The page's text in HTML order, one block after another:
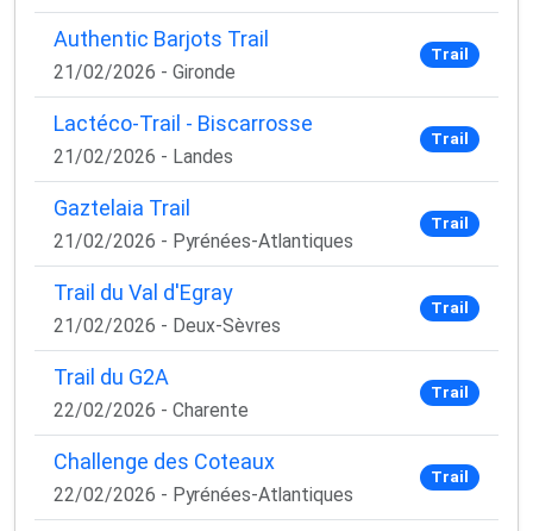
Authentic Barjots Trail
21/02/2026 - Gironde
Trail
Lactéco-Trail - Biscarrosse
21/02/2026 - Landes
Trail
Gaztelaia Trail
21/02/2026 - Pyrénées-Atlantiques
Trail
Trail du Val d'Egray
21/02/2026 - Deux-Sèvres
Trail
Trail du G2A
22/02/2026 - Charente
Trail
Challenge des Coteaux
22/02/2026 - Pyrénées-Atlantiques
Trail